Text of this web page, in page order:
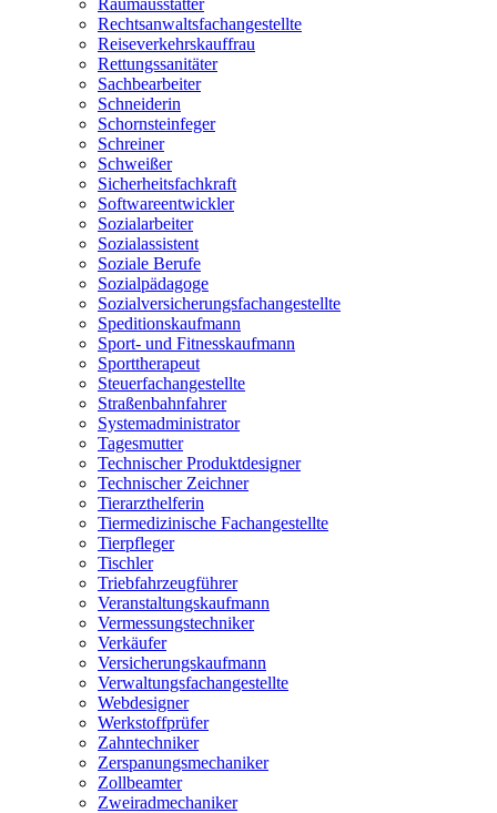
Rechtsanwaltsfachangestellte
Reiseverkehrskauffrau
Rettungssanitäter
Sachbearbeiter
Schneiderin
Schornsteinfeger
Schreiner
Schweißer
Sicherheitsfachkraft
Softwareentwickler
Sozialarbeiter
Sozialassistent
Soziale Berufe
Sozialpädagoge
Sozialversicherungsfachangestellte
Speditionskaufmann
Sport- und Fitnesskaufmann
Sporttherapeut
Steuerfachangestellte
Straßenbahnfahrer
Systemadministrator
Tagesmutter
Technischer Produktdesigner
Technischer Zeichner
Tierarzthelferin
Tiermedizinische Fachangestellte
Tierpfleger
Tischler
Triebfahrzeugführer
Veranstaltungskaufmann
Vermessungstechniker
Verkäufer
Versicherungskaufmann
Verwaltungsfachangestellte
Webdesigner
Werkstoffprüfer
Zahntechniker
Zerspanungsmechaniker
Zollbeamter
Zweiradmechaniker